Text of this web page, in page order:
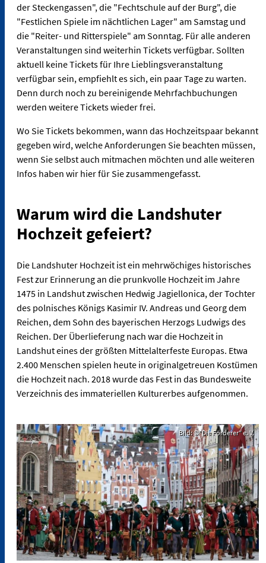
der Steckengassen", die "Fechtschule auf der Burg", die
"Festlichen Spiele im nächtlichen Lager" am Samstag und
die "Reiter- und Ritterspiele" am Sonntag. Für alle anderen
Veranstaltungen sind weiterhin Tickets verfügbar. Sollten
aktuell keine Tickets für Ihre Lieblingsveranstaltung
verfügbar sein, empfiehlt es sich, ein paar Tage zu warten.
Denn durch noch zu bereinigende Mehrfachbuchungen
werden weitere Tickets wieder frei.
Wo Sie Tickets bekommen, wann das Hochzeitspaar bekannt
gegeben wird, welche Anforderungen Sie beachten müssen,
wenn Sie selbst auch mitmachen möchten und alle weiteren
Infos haben wir hier für Sie zusammengefasst.
Warum wird die Landshuter
Hochzeit gefeiert?
Die Landshuter Hochzeit ist ein mehrwöchiges historisches
Fest zur Erinnerung an die prunkvolle Hochzeit im Jahre
1475 in Landshut zwischen Hedwig Jagiellonica, der Tochter
des polnisches Königs Kasimir IV. Andreas und Georg dem
Reichen, dem Sohn des bayerischen Herzogs Ludwigs des
Reichen. Der Überlieferung nach war die Hochzeit in
Landshut eines der größten Mittelalterfeste Europas. Etwa
2.400 Menschen spielen heute in originalgetreuen Kostümen
die Hochzeit nach. 2018 wurde das Fest in das Bundesweite
Verzeichnis des immateriellen Kulturerbes aufgenommen.
Bild: ©"Die Förderer" e. V.